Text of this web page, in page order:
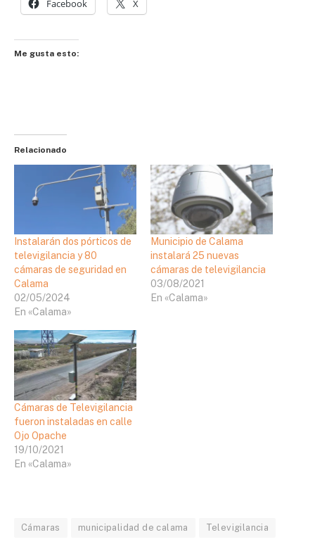
Facebook X
Me gusta esto:
Relacionado
Instalarán dos pórticos de
televigilancia y 80
cámaras de seguridad en
Calama
02/05/2024
En «Calama»
Municipio de Calama
instalará 25 nuevas
cámaras de televigilancia
03/08/2021
En «Calama»
Cámaras de Televigilancia
fueron instaladas en calle
Ojo Opache
19/10/2021
En «Calama»
Cámaras municipalidad de calama Televigilancia